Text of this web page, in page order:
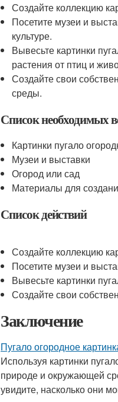
Создайте коллекцию
Посетите музеи и
культуре.
Вывесьте картинки
растения от птиц и
Создайте свои
среды.
Список необходимых
Картинки пугало
Музеи и выставки
Огород или сад
Материалы для
Список действий
Создайте коллекцию
Посетите музеи и
Вывесьте картинки
Создайте свои
Заключение
Пугало огородное
Используя картинки
природе и окружающей
увидите, насколько они